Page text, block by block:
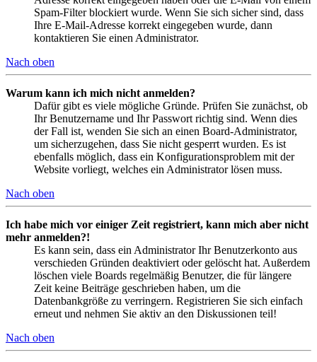
Spam-Filter blockiert wurde. Wenn Sie sich sicher sind, dass
Ihre E-Mail-Adresse korrekt eingegeben wurde, dann
kontaktieren Sie einen Administrator.
Nach oben
Warum kann ich mich nicht anmelden?
Dafür gibt es viele mögliche Gründe. Prüfen Sie zunächst, ob
Ihr Benutzername und Ihr Passwort richtig sind. Wenn dies
der Fall ist, wenden Sie sich an einen Board-Administrator,
um sicherzugehen, dass Sie nicht gesperrt wurden. Es ist
ebenfalls möglich, dass ein Konfigurationsproblem mit der
Website vorliegt, welches ein Administrator lösen muss.
Nach oben
Ich habe mich vor einiger Zeit registriert, kann mich aber nicht
mehr anmelden?!
Es kann sein, dass ein Administrator Ihr Benutzerkonto aus
verschieden Gründen deaktiviert oder gelöscht hat. Außerdem
löschen viele Boards regelmäßig Benutzer, die für längere
Zeit keine Beiträge geschrieben haben, um die
Datenbankgröße zu verringern. Registrieren Sie sich einfach
erneut und nehmen Sie aktiv an den Diskussionen teil!
Nach oben